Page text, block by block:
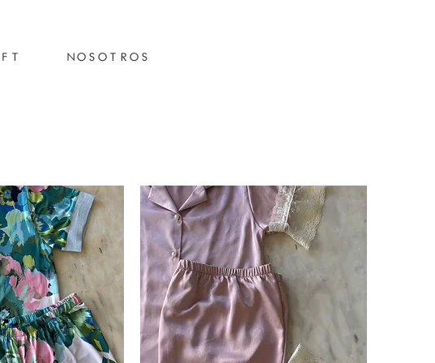
NOSOTROS